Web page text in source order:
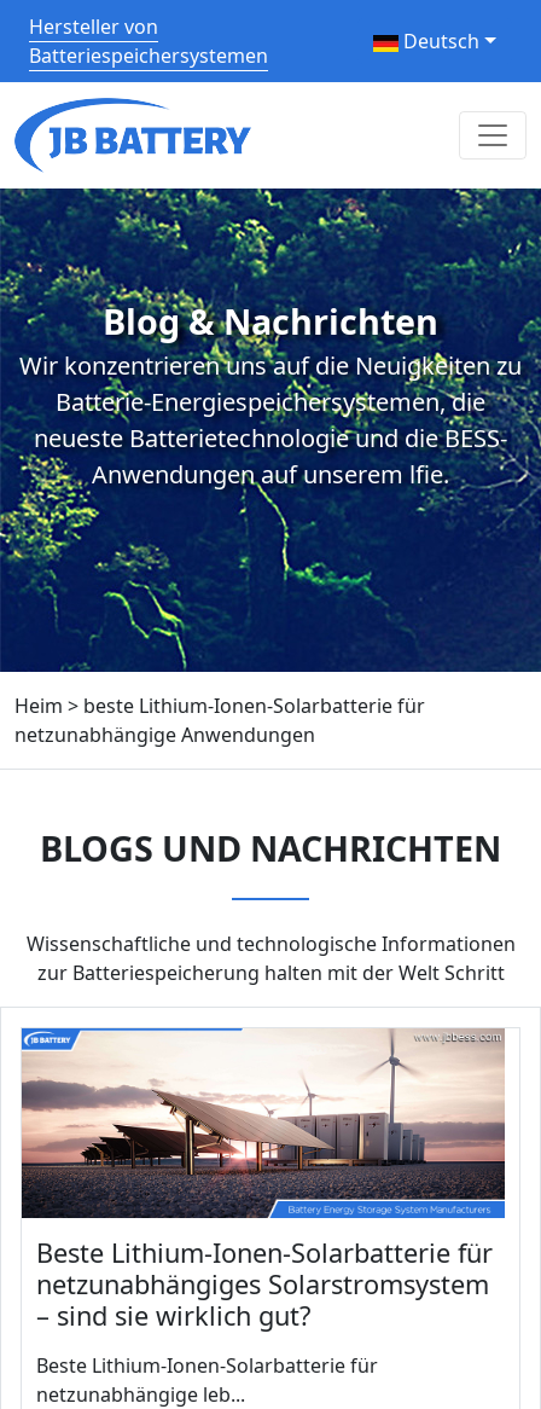
Hersteller von
Batteriespeichersystemen
Deutsch
Blog & Nachrichten
Wir konzentrieren uns auf die Neuigkeiten zu
Batterie-Energiespeichersystemen, die
neueste Batterietechnologie und die BESS-
Anwendungen auf unserem lfie.
Heim > beste Lithium-Ionen-Solarbatterie für
netzunabhängige Anwendungen
BLOGS UND NACHRICHTEN
Wissenschaftliche und technologische Informationen
zur Batteriespeicherung halten mit der Welt Schritt
Beste Lithium-Ionen-Solarbatterie für
netzunabhängiges Solarstromsystem
– sind sie wirklich gut?
Beste Lithium-Ionen-Solarbatterie für
netzunabhängige leb...